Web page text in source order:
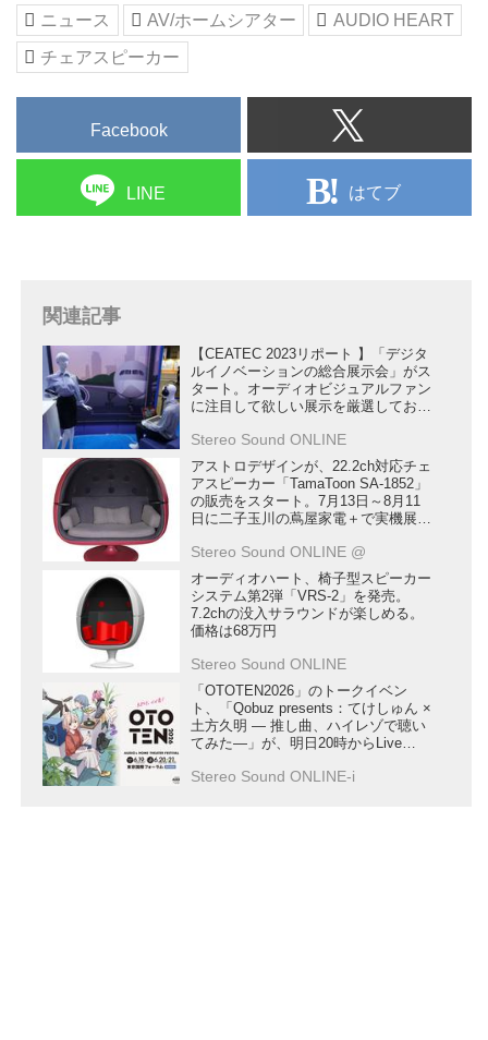
くつものスピーカーを設置するこ
と。スピーカーが生活動線の邪魔
出せないこと。こうした難関...
大音量ホームシアターを楽しむこ
とが難しい環境にお住まいの方に
追い込んだ結果をリポートしよ
前編はこちら
シェル内はまるで異空間にいるよ
うな感覚だ
ニュース AV/ホームシアター
AUDIO HEART
チェアスピーカー
Facebook
LINE はてブ
関連記事
【CEATEC 2023リポート 】「デジタ
ルイノベーションの総合展示会」がス
タート。オーディオビジュアルファン
に注目して欲しい展示を厳選してお届
Stereo Sound ONLINE
アストロデザインが、22.2ch対応チェ
アスピーカー「TamaToon SA-1852」
の販売をスタート。7月13日～8月11
日に二子玉川の蔦屋家電＋で実機展示
Stereo Sound ONLINE @
オーディオハート、椅子型スピーカー
システム第2弾「VRS-2」を発売。
7.2chの没入サラウンドが楽しめる。
価格は68万円
Stereo Sound ONLINE
「OTOTEN2026」のトークイベン
ト、「Qobuz presents：てけしゅん ×
土方久明 ― 推し曲、ハイレゾで聴い
てみた―」が、明日20時からLive
Stereo Sound ONLINE-i